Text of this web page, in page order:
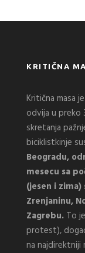
KRITIČNA
Kritična masa
odvija u preko
skretanja
biciklistkinje
Beogradu,
mesecu sa
(jesen i zima)
Zrenjaninu,
Zagrebu. To
protest),
na najdirektniji